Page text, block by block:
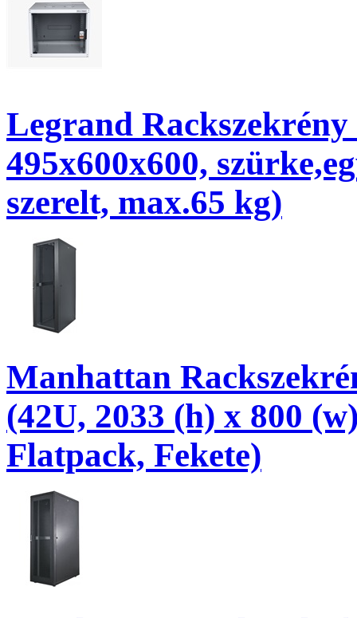
Legrand
495x600x600,
szerelt, max.65 kg)
Manhattan
(42U, 2033 (h) x 800
Flatpack, Fekete)